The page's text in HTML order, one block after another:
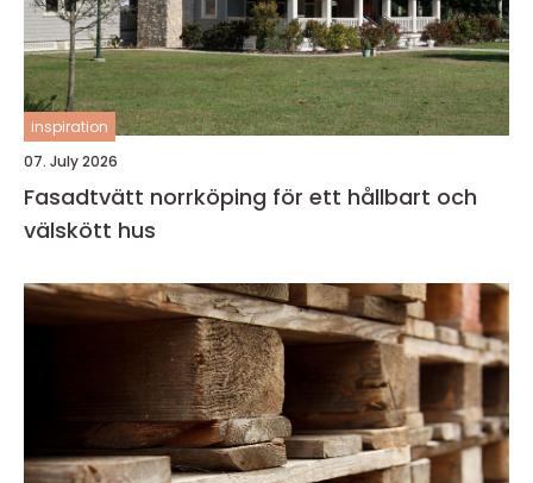
inspiration
07. July 2026
Fasadtvätt norrköping för ett hållbart och
välskött hus